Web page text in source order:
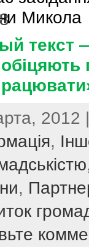
Микола
текст
2012
,
,